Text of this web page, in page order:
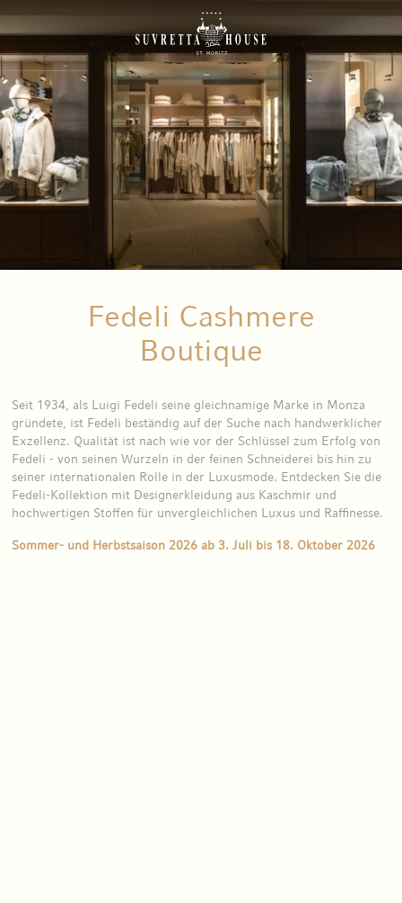
Fedeli Cashmere
Boutique
Seit 1934, als Luigi Fedeli seine gleichnamige Marke in Monza
gründete, ist Fedeli beständig auf der Suche nach handwerklicher
Exzellenz. Qualität ist nach wie vor der Schlüssel zum Erfolg von
Fedeli - von seinen Wurzeln in der feinen Schneiderei bis hin zu
seiner internationalen Rolle in der Luxusmode. Entdecken Sie die
Fedeli-Kollektion mit Designerkleidung aus Kaschmir und
hochwertigen Stoffen für unvergleichlichen Luxus und Raffinesse.
Sommer- und Herbstsaison 2026 ab 3. Juli bis 18. Oktober 2026